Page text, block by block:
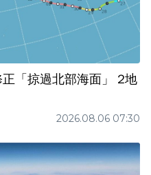
「掠過北部海面」 2地
2026.08.06 07:30